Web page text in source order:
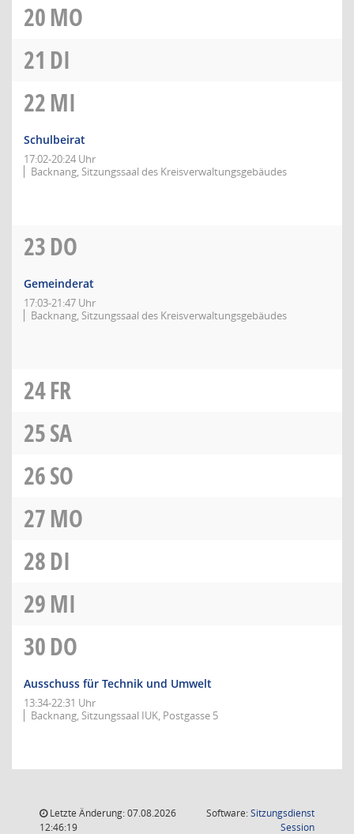
20MO
21 DI
22MI
Schulbeirat
17:02-20:24 Uhr
Backnang, Sitzungssaal des Kreisverwaltungsgebäudes
23DO
Gemeinderat
17:03-21:47 Uhr
Backnang, Sitzungssaal des Kreisverwaltungsgebäudes
24FR
25SA
26SO
27MO
28DI
29MI
30DO
Ausschuss für Technik und Umwelt
13:34-22:31 Uhr
Backnang, Sitzungssaal IUK, Postgasse 5
Letzte Änderung: 07.08.2026
12:46:19
Software:Sitzungsdienst
Session(Wird in